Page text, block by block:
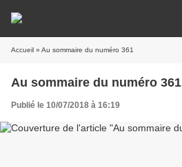
Accueil » Au sommaire du numéro 361
Au sommaire du numéro 361
Publié le 10/07/2018 à 16:19